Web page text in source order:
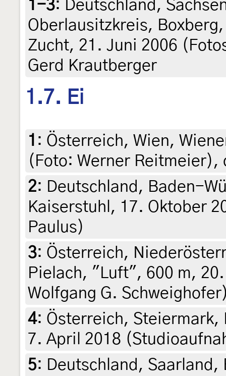
1-3: Deutschland,
Oberlausitzkreis,
Zucht, 21. Juni 2006
Gerd Krautberger
1.7. Ei
1 : Österreich, Wien,
(Foto: Werner Reitmeier),
2: Deutschland, Baden-
Kaiserstuhl, 17. Oktober
Paulus)
3: Österreich,
Pielach, "Luft", 600 m,
Wolfgang G.
4: Österreich, Steiermark,
7. April 2018
5: Deutschland, Saarland,